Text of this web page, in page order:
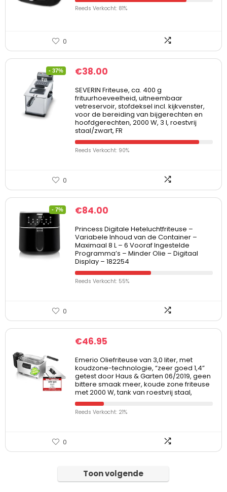
Reeds Verkocht: 81%
0
- 37% €38.00
SEVERIN Friteuse, ca. 400 g
frituurhoeveelheid, uitneembaar
vetreservoir, stofdeksel incl. kijkvenster,
voor de bereiding van bijgerechten en
hoofdgerechten, 2000 W, 3 l, roestvrij
staal/zwart, FR
Reeds Verkocht: 90%
0
- 7% €84.00
Princess Digitale Heteluchtfriteuse –
Variabele Inhoud van de Container –
Maximaal 8 L – 6 Vooraf Ingestelde
Programma’s – Minder Olie – Digitaal
Display – 182254
Reeds Verkocht: 55%
0
€46.95
Emerio Oliefriteuse van 3,0 liter, met
koudzone-technologie, “zeer goed 1,4”
getest door Haus & Garten 06/2019, geen
bittere smaak meer, koude zone friteuse
met 2000 W, tank van roestvrij staal,
Reeds Verkocht: 21%
0
Toon volgende